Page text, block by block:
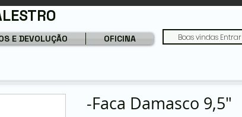
E DEVOLUÇÃO OFICINA Boas vindas Entrar
-Faca Damasco 9,5"